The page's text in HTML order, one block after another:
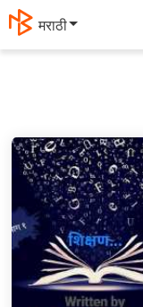
मराठी